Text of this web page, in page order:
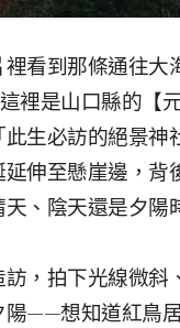
看到那條通往大
裡是山口縣的【
生必訪的絕景神
伸至懸崖邊，背
、陰天還是夕陽
，拍下光線微斜
陽——想知道紅鳥